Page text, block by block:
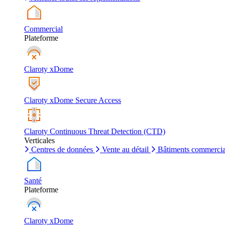
Commercial
Plateforme
Claroty xDome
Claroty xDome Secure Access
Claroty Continuous Threat Detection (CTD)
Verticales
Centres de données
Vente au détail Bâtiments
Santé
Plateforme
Claroty xDome